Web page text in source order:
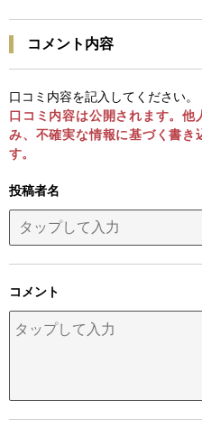
コメント内容
口コミ内容を記入してください。
口コミ内容は公開されます。
み、不確実な情報に基づく書き
す。
投稿者名
コメント